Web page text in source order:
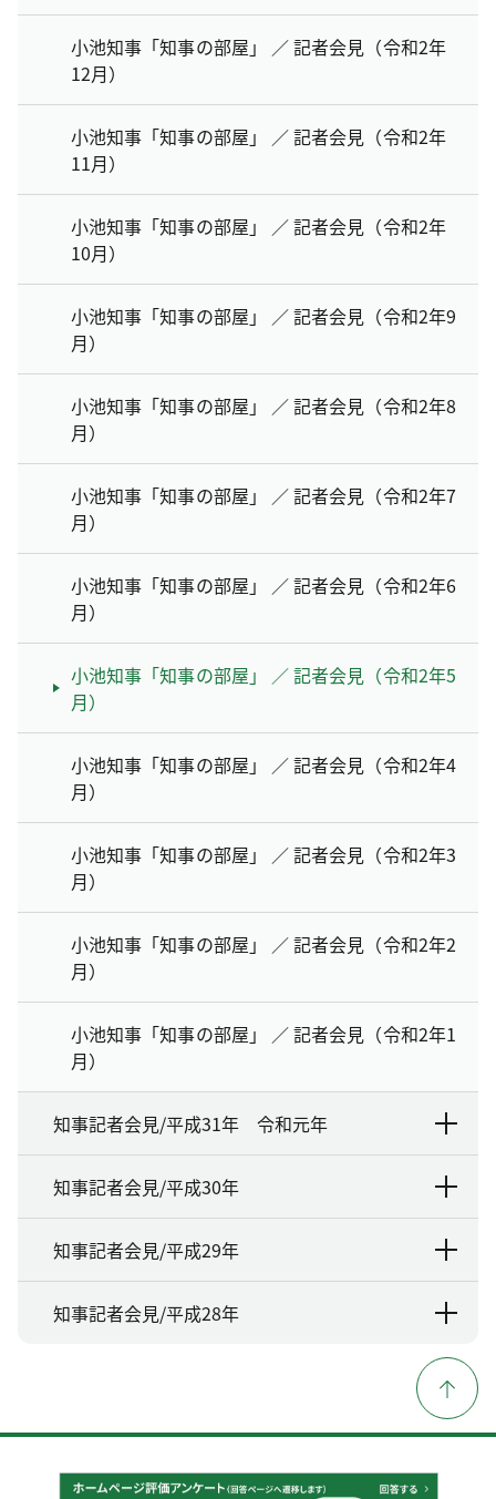
小池知事「知事の部屋」 ／ 記者会見（令和2年
12月）
小池知事「知事の部屋」 ／ 記者会見（令和2年
11月）
小池知事「知事の部屋」 ／ 記者会見（令和2年
10月）
小池知事「知事の部屋」 ／ 記者会見（令和2年9
月）
小池知事「知事の部屋」 ／ 記者会見（令和2年8
月）
小池知事「知事の部屋」 ／ 記者会見（令和2年7
月）
小池知事「知事の部屋」 ／ 記者会見（令和2年6
月）
小池知事「知事の部屋」 ／ 記者会見（令和2年5
月）
小池知事「知事の部屋」 ／ 記者会見（令和2年4
月）
小池知事「知事の部屋」 ／ 記者会見（令和2年3
月）
小池知事「知事の部屋」 ／ 記者会見（令和2年2
月）
小池知事「知事の部屋」 ／ 記者会見（令和2年1
月）
知事記者会見/平成31年 令和元年
知事記者会見/平成30年
知事記者会見/平成29年
知事記者会見/平成28年